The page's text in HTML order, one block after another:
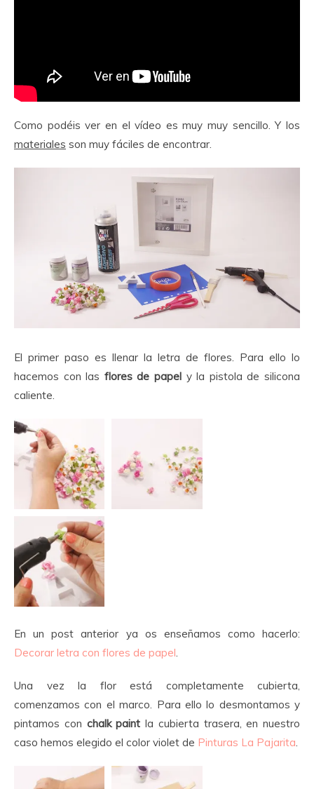
Como podéis ver en el vídeo es muy muy sencillo. Y los
materiales son muy fáciles de encontrar.
El primer paso es llenar la letra de flores. Para ello lo
hacemos con las flores de papel y la pistola de silicona
caliente.
En un post anterior ya os enseñamos como hacerlo:
Decorar letra con flores de papel.
Una vez la flor está completamente cubierta,
comenzamos con el marco. Para ello lo desmontamos y
pintamos con chalk paint la cubierta trasera, en nuestro
caso hemos elegido el color violet de Pinturas La Pajarita.